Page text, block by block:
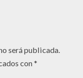
será publicada.
con*